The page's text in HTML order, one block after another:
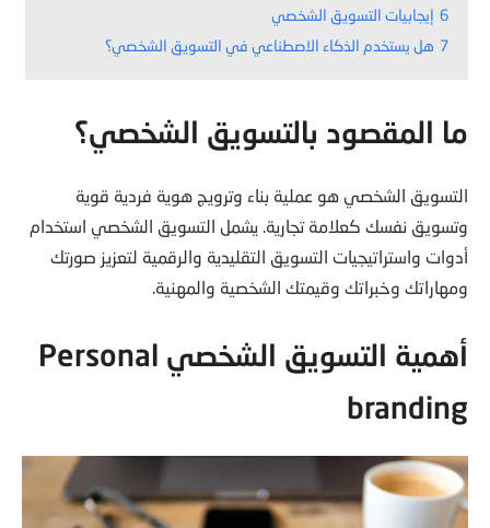
6 إيجابيات التسويق الشخصي
7 هل يستخدم الذكاء الاصطناعي في التسويق الشخصي؟
ما المقصود بالتسويق الشخصي؟
التسويق الشخصي هو عملية بناء وترويج هوية فردية قوية
وتسويق نفسك كعلامة تجارية. يشمل التسويق الشخصي استخدام
أدوات واستراتيجيات التسويق التقليدية والرقمية لتعزيز صورتك
ومهاراتك وخبراتك وقيمتك الشخصية والمهنية.
أهمية التسويق الشخصي Personal
branding